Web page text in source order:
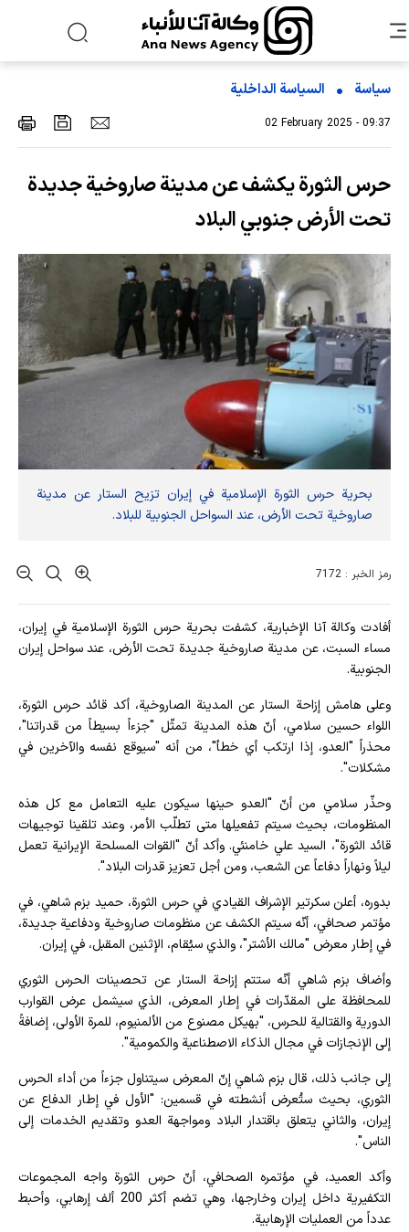
سياسة السیاسة الداخلیة
02 February 2025 - 09:37
حرس الثورة يكشف عن مدينة صاروخية جديدة
تحت الأرض جنوبي البلاد
بحرية حرس الثورة الإسلامية في إيران تزيح الستار عن مدينة
صاروخية تحت الأرض، عند السواحل الجنوبية للبلاد.
رمز الخبر : 7172
أفادت وکالة آنا الإخباریة، كشفت بحرية حرس الثورة الإسلامية في إيران،
مساء السبت، عن مدينة صاروخية جديدة تحت الأرض، عند سواحل إيران
الجنوبية.
وعلى هامش إزاحة الستار عن المدينة الصاروخية، أكد قائد حرس الثورة،
اللواء حسين سلامي، أنّ هذه المدينة تمثّل "جزءاً بسيطاً من قدراتنا"،
محذراً "العدو، إذا ارتكب أي خطأ"، من أنه "سيوقع نفسه والآخرين في
مشكلات".
وحذّر سلامي من أنّ "العدو حينها سيكون عليه التعامل مع كل هذه
المنظومات، بحيث سيتم تفعيلها متى تطلّب الأمر، وعند تلقينا توجيهات
قائد الثورة"، السيد علي خامنئي. وأكد أنّ "القوات المسلحة الإيرانية تعمل
ليلاً ونهاراً دفاعاً عن الشعب، ومن أجل تعزيز قدرات البلاد".
بدوره، أعلن سكرتير الإشراف القيادي في حرس الثورة، حمید بزم شاهي، في
مؤتمر صحافي، أنّه سيتم الكشف عن منظومات صاروخية ودفاعية جديدة،
في إطار معرض "مالك الأشتر"، والذي سيُقام، الإثنين المقبل، في إيران.
وأضاف بزم شاهي أنّه ستتم إزاحة الستار عن تحصینات الحرس الثوري
للمحافظة على المقدّرات في إطار المعرض، الذي سيشمل عرض القوارب
الدورية والقتالية للحرس، "بهيكل مصنوع من الألمنيوم، للمرة الأولى، إضافةً
إلى الإنجازات في مجال الذكاء الاصطناعية والكمومية".
إلى جانب ذلك، قال بزم شاهي إنّ المعرض سيتناول جزءاً من أداء الحرس
الثوري، بحيث ستُعرض أنشطته في قسمين: "الأول في إطار الدفاع عن
إيران، والثاني يتعلق باقتدار البلاد ومواجهة العدو وتقديم الخدمات إلى
الناس".
وأكد العميد، في مؤتمره الصحافي، أنّ حرس الثورة واجه المجموعات
التكفيرية داخل إيران وخارجها، وهي تضم أكثر 200 ألف إرهابي، وأحبط
عدداً من العمليات الإرهابية.